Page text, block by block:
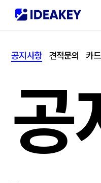
고객센터
공지사항 견적문의 카
공